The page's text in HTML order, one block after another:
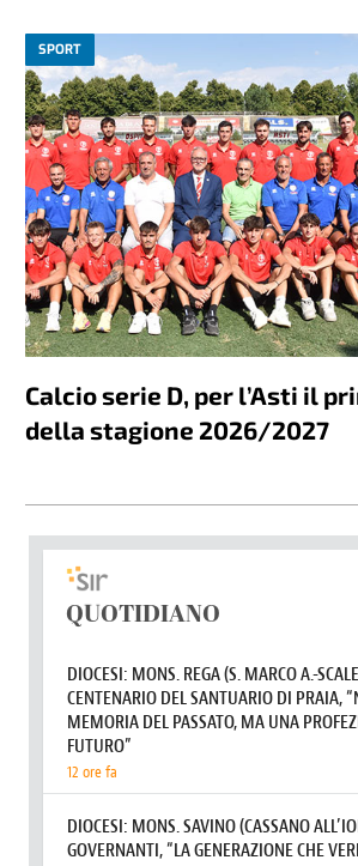
SPORT
Calcio serie D, per l’Asti il
della stagione 2026/2027